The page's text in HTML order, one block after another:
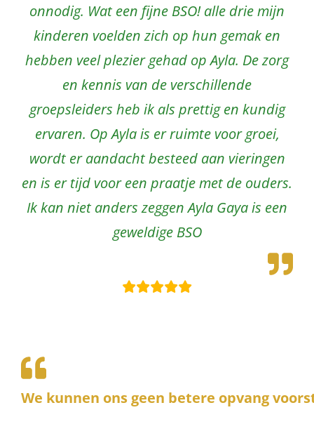
onnodig. Wat een fijne BSO! alle drie mijn
kinderen voelden zich op hun gemak en
hebben veel plezier gehad op Ayla. De zorg
en kennis van de verschillende
groepsleiders heb ik als prettig en kundig
ervaren. Op Ayla is er ruimte voor groei,
wordt er aandacht besteed aan vieringen
en is er tijd voor een praatje met de ouders.
Ik kan niet anders zeggen Ayla Gaya is een
geweldige BSO
We kunnen ons geen betere opvang